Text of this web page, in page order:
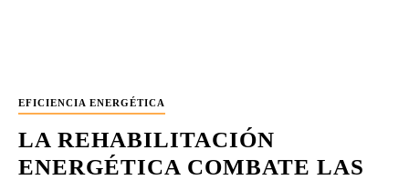
EFICIENCIA ENERGÉTICA
LA REHABILITACIÓN
ENERGÉTICA COMBATE LAS